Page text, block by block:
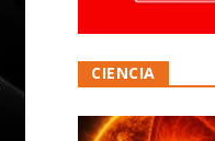
CIENCIA